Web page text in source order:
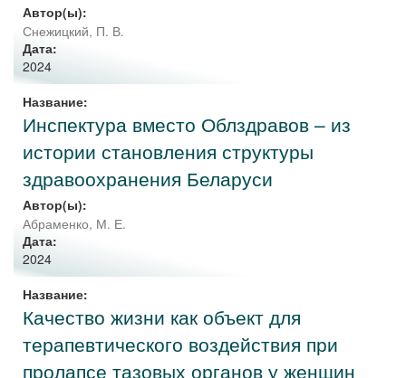
Автор(ы):
Снежицкий, П. В.
Дата:
2024
Название:
Инспектура вместо Облздравов – из
истории становления структуры
здравоохранения Беларуси
Автор(ы):
Абраменко, М. Е.
Дата:
2024
Название:
Качество жизни как объект для
терапевтического воздействия при
пролапсе тазовых органов у женщин